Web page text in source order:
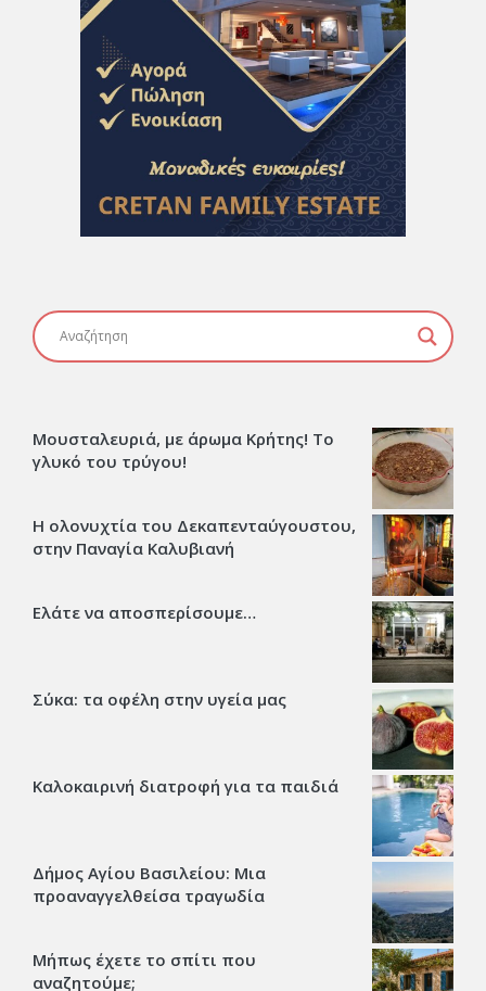
Μουσταλευριά, με άρωμα Κρήτης! Το
γλυκό του τρύγου!
Η ολονυχτία του Δεκαπενταύγουστου,
στην Παναγία Καλυβιανή
Ελάτε να αποσπερίσουμε…
Σύκα: τα οφέλη στην υγεία μας
Καλοκαιρινή διατροφή για τα παιδιά
Δήμος Αγίου Βασιλείου: Μια
προαναγγελθείσα τραγωδία
Μήπως έχετε το σπίτι που
αναζητούμε;